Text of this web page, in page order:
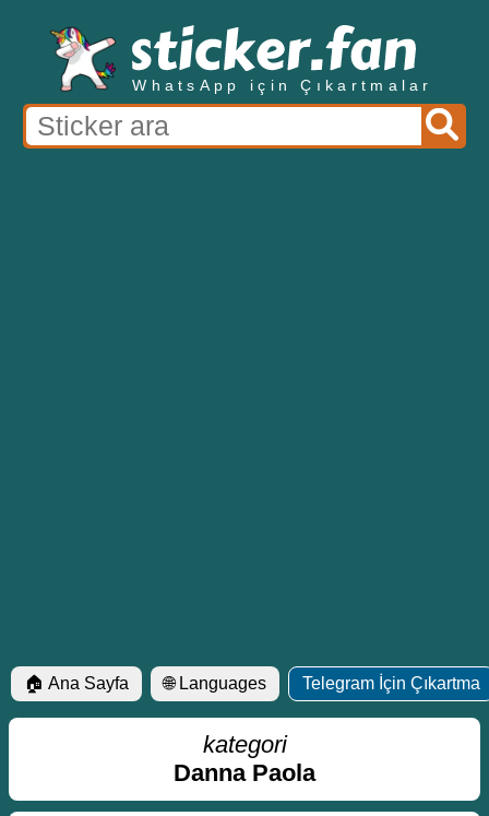
WhatsApp için Çıkartmalar
🏠 Ana Sayfa 🌐 Languages Telegram İçin Çıkartma
kategori
Danna Paola